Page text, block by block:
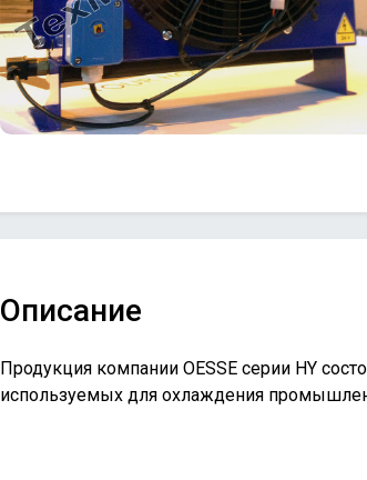
Описание
Продукция компании OESSE серии HY
используемых для охлаждения